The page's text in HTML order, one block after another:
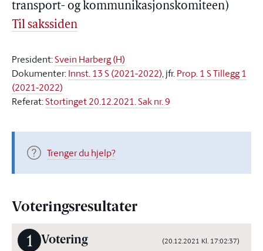
transport- og kommunikasjonskomiteen)
Til sakssiden
President:Svein Harberg (H)
Dokumenter:Innst. 13 S (2021-2022), jfr.Prop. 1 S Tillegg 1
(2021-2022)
Referat:Stortinget 20.12.2021. Sak nr. 9
Trenger du hjelp?
Voteringsresultater
1 Votering (20.12.2021 Kl. 17:02:37)